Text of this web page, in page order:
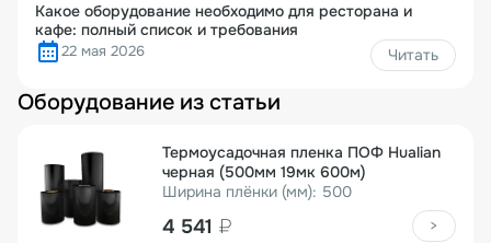
Какое оборудование необходимо для ресторана и
кафе: полный список и требования
22 мая 2026 Читать
Оборудование из статьи
Термоусадочная пленка ПОФ Hualian
черная (500мм 19мк 600м)
Ширина плёнки (мм): 500
4 541 ₽ >